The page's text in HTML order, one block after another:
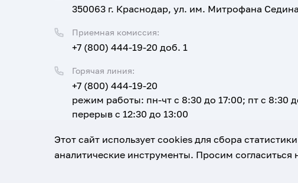
350063 г. Краснодар, ул. им. Митрофана
Приемная комиссия:
+7 (800) 444-19-20 доб. 1
Горячая линия:
+7 (800) 444-19-20
режим работы: пн-чт с 8:30 до 17:00; пт с 8:30
перерыв с 12:30 до 13:00
Email:
corpus@ksma.ru
Этот сайт использует cookies для сбора
аналитические инструменты. Просим